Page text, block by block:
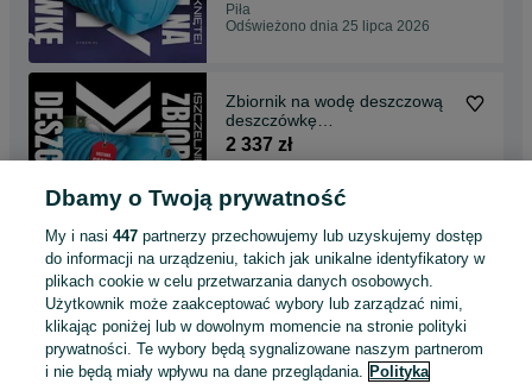
Piła
Odświeżono dnia 25 lipca 2026
Zbiornik na wodę deszczową
deszczówkę
MIKRORETENCJA -
dofinansowanie
2 337 zł
Toruń
Odświeżono dnia 25 lipca 2026
Zbiornik na wodę deszczową
deszczówkę
MIKRORETENCJA -
dofinansowanie
2 337 zł
Dbamy o Twoją prywatność
My i nasi447 partnerzy przechowujemy lub uzyskujemy dostęp
do informacji na urządzeniu, takich jak unikalne identyfikatory w
plikach cookie w celu przetwarzania danych osobowych.
Użytkownik może zaakceptować wybory lub zarządzać nimi,
klikając poniżej lub w dowolnym momencie na stronie polityki
prywatności. Te wybory będą sygnalizowane naszym partnerom
i nie będą miały wpływu na dane przeglądania. Polityka